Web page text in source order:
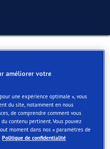
et en magasin
améliorer votre
une expérience optimale », vous
du site, notamment en nous
de comprendre comment vous
contenu pertinent. Vous pouvez
moment dans nos « paramètres de
Politique de confidentialité